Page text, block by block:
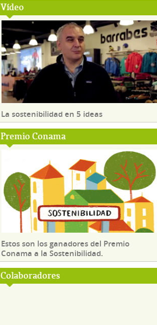
Vídeo
La sostenibilidad en 5 ideas
Premio Conama
Estos son los ganadores del Premio
Conama a la Sostenibilidad.
Colaboradores